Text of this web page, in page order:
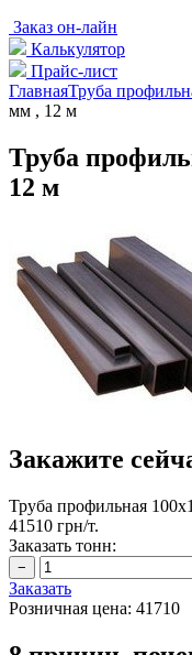
Заказ он-лайн
Калькулятор
Прайс-лист
ГлавнаяТруба
мм , 12 м
Труба
12 м
Закажите
Труба профильная
41510 грн/т.
Заказать тонн:
Заказать
Розничная цена: 41710